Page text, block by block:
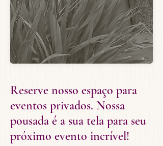
Reserve nosso espaço para
eventos privados. Nossa
pousada é a sua tela para seu
próximo evento incrível!